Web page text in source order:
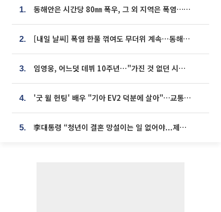
1. 동해안은 시간당 80㎜ 폭우, 그 외 지역은 폭염…‘극과 극 날씨’
2. [내일 날씨] 폭염 한풀 꺾여도 무더위 계속⋯동해안 이틀 연속 비
3. 임영웅, 어느덧 데뷔 10주년⋯"가진 것 없던 시절, 내 앞엔 20명의 팬뿐"
4. '굿 윌 헌팅' 배우 "기아 EV2 덕분에 살아"…교통사고 후 안전성 극찬
5. 李대통령 “청년이 결혼 망설이는 일 없어야...제도상 불이익 조사”